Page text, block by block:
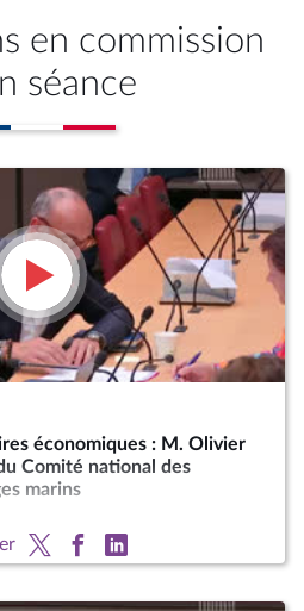
en commission
séance
économiques : M. Olivier
Comité national des
marins